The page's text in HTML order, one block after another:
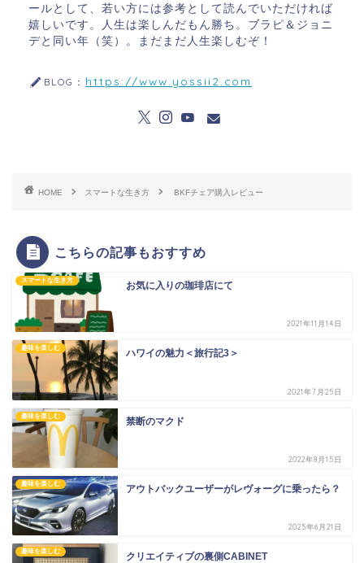
ールとして、若い方には参考として読んでいただければ
嬉しいです。人生は楽しんだもん勝ち。ブラピ＆ジョニ
デと同い年（笑）。まだまだ人生楽しむぞ！
BLOG： https://www.yossii2.com
HOME スマートな生き方 BKFチェア購入レビュー
こちらの記事もおすすめ
スマートな生き方 お気に入りの珈琲店にて
2021年11月14日
趣味を楽しむ ハワイの魅力＜旅行記3＞
2021年7月25日
趣味を楽しむ 禁断のマクド
2022年8月15日
趣味を楽しむ アウトバックユーザーがレヴォーグに乗ったら？
2025年6月21日
趣味を楽しむ クリエイティブの裏側CABINET